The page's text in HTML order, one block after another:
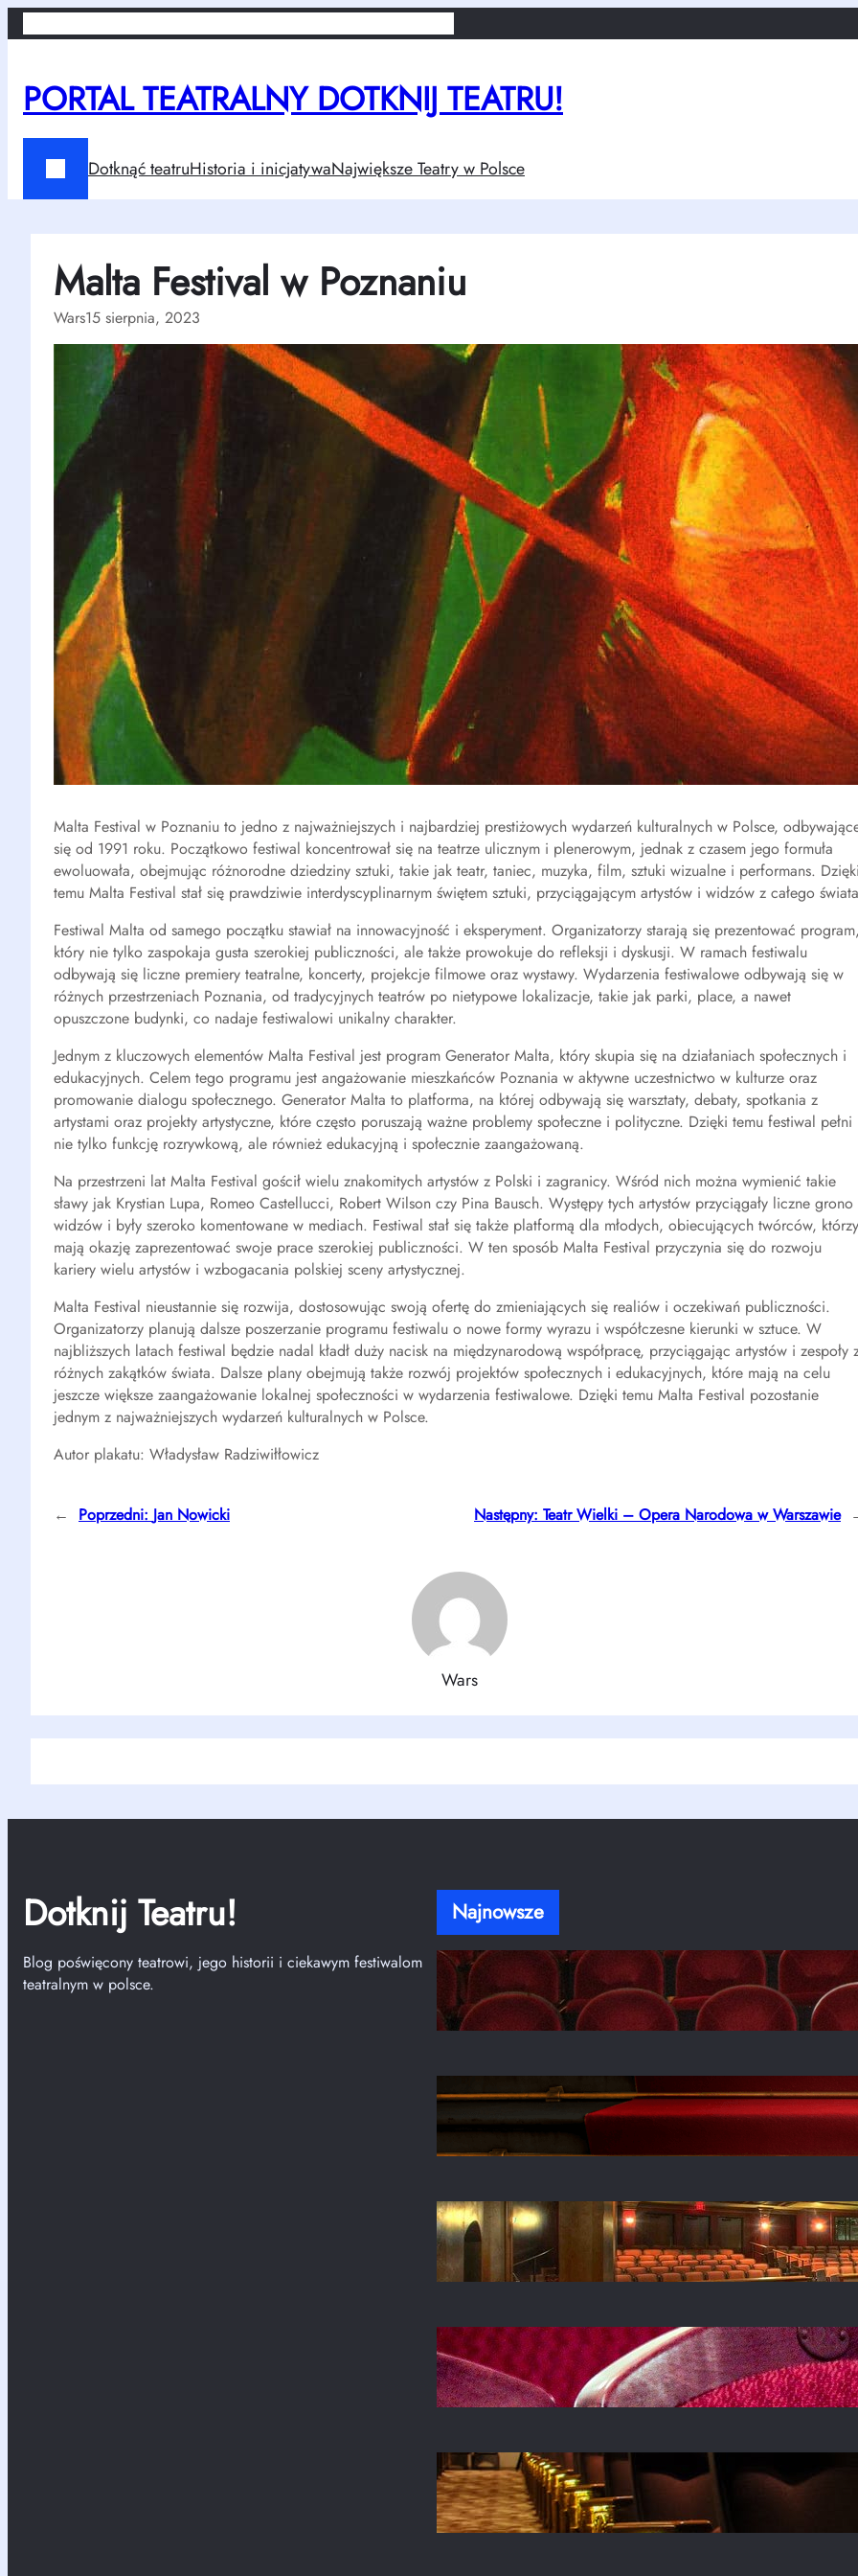
Przejdź
do
PORTAL TEATRALNY DOTKNIJ TEATRU!
Dotknąć teatruHistoria i inicjatywaNajwiększe Teatry w Polsce
Malta Festival w Poznaniu
Wars15 sierpnia, 2023
Malta Festival w Poznaniu to jedno z najważniejszych i najbardziej prestiżowych wydarzeń kulturalnych w Polsce,
się od 1991 roku. Początkowo festiwal koncentrował się na teatrze ulicznym i plenerowym, jednak z czasem jego formuła
ewoluowała, obejmując różnorodne dziedziny sztuki, takie jak teatr, taniec, muzyka, film, sztuki wizualne i performans.
temu Malta Festival stał się prawdziwie interdyscyplinarnym świętem sztuki, przyciągającym artystów i widzów z całego
Festiwal Malta od samego początku stawiał na innowacyjność i eksperyment. Organizatorzy starają się prezentować
który nie tylko zaspokaja gusta szerokiej publiczności, ale także prowokuje do refleksji i dyskusji. W ramach festiwalu
odbywają się liczne premiery teatralne, koncerty, projekcje filmowe oraz wystawy. Wydarzenia festiwalowe odbywają się w
różnych przestrzeniach Poznania, od tradycyjnych teatrów po nietypowe lokalizacje, takie jak parki, place, a nawet
opuszczone budynki, co nadaje festiwalowi unikalny charakter.
Jednym z kluczowych elementów Malta Festival jest program Generator Malta, który skupia się na działaniach społecznych i
edukacyjnych. Celem tego programu jest angażowanie mieszkańców Poznania w aktywne uczestnictwo w kulturze oraz
promowanie dialogu społecznego. Generator Malta to platforma, na której odbywają się warsztaty, debaty, spotkania z
artystami oraz projekty artystyczne, które często poruszają ważne problemy społeczne i polityczne. Dzięki temu festiwal pełni
nie tylko funkcję rozrywkową, ale również edukacyjną i społecznie zaangażowaną.
Na przestrzeni lat Malta Festival gościł wielu znakomitych artystów z Polski i zagranicy. Wśród nich można wymienić takie
sławy jak Krystian Lupa, Romeo Castellucci, Robert Wilson czy Pina Bausch. Występy tych artystów przyciągały liczne grono
widzów i były szeroko komentowane w mediach. Festiwal stał się także platformą dla młodych, obiecujących twórców, którzy
mają okazję zaprezentować swoje prace szerokiej publiczności. W ten sposób Malta Festival przyczynia się do rozwoju
kariery wielu artystów i wzbogacania polskiej sceny artystycznej.
Malta Festival nieustannie się rozwija, dostosowując swoją ofertę do zmieniających się realiów i oczekiwań publiczności.
Organizatorzy planują dalsze poszerzanie programu festiwalu o nowe formy wyrazu i współczesne kierunki w sztuce. W
najbliższych latach festiwal będzie nadal kładł duży nacisk na międzynarodową współpracę, przyciągając artystów i zespoły
różnych zakątków świata. Dalsze plany obejmują także rozwój projektów społecznych i edukacyjnych, które mają na celu
jeszcze większe zaangażowanie lokalnej społeczności w wydarzenia festiwalowe. Dzięki temu Malta Festival pozostanie
jednym z najważniejszych wydarzeń kulturalnych w Polsce.
Autor plakatu: Władysław Radziwiłłowicz
← Poprzedni: Jan Nowicki Następny: Teatr Wielki – Opera Narodowa w Warszawie
Wars
Dotknij Teatru!
Blog poświęcony teatrowi, jego historii i ciekawym festiwalom
teatralnym w polsce.
Najnowsze
Stanisław Moniuszko – ojciec polskiej opery, o
którym warto pamiętać
kwi 20, 2026
Fenomen Teatru Telewizji – historia, największe
role i reżyserzy
kwi 20, 2026
Historia Teatru Kwadrat w Warszawie –
dlaczego jest tak popularny
kwi 20, 2026
Jan Kobuszewski – skromny gigant polskiej
sceny teatralnej
kwi 20, 2026
Jakie są techniki aktorskie – od Stanisławskiego
po współczesne metody
kwi 20, 2026